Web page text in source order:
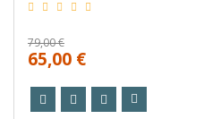
79,00 €
65,00 €